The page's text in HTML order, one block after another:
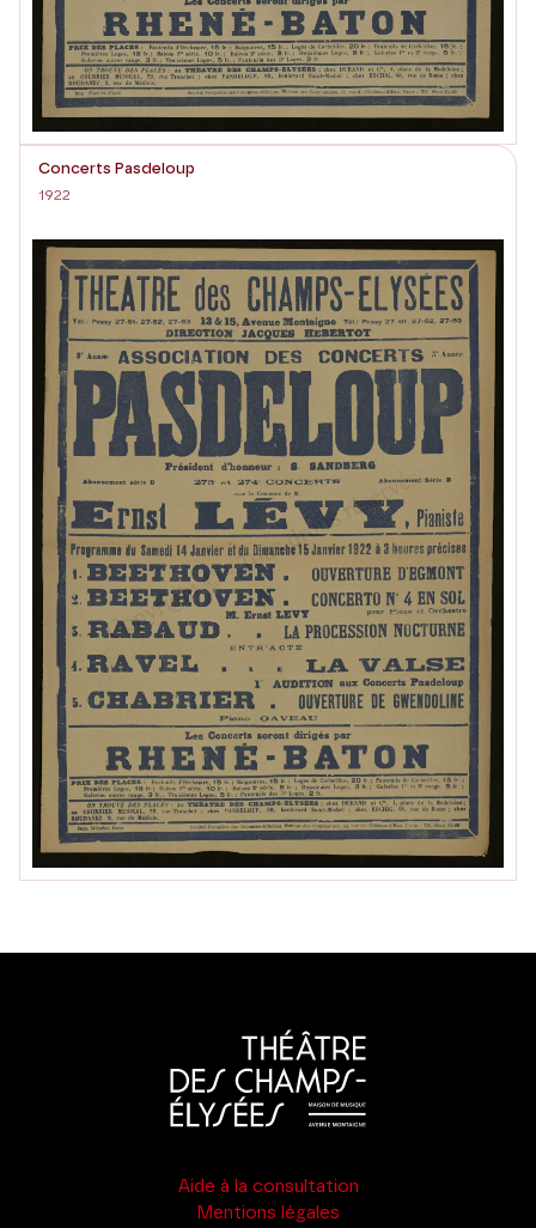
Concerts Pasdeloup
1922
Aide à la consultation
Mentions légales